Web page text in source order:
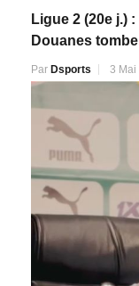
Ligue 2 (20e j.)
Douanes
Par Dsports 3 Mai